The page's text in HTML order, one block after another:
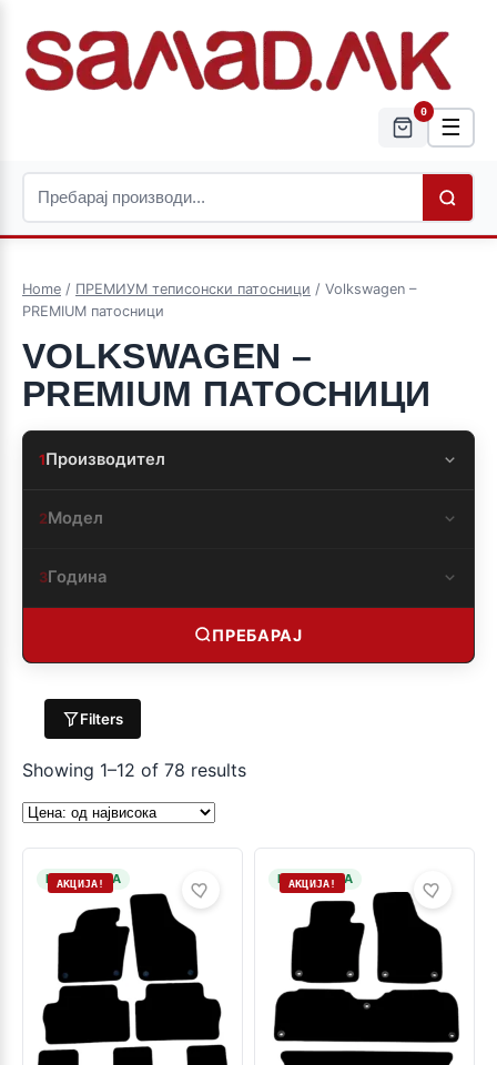
0
☰
Home / ПРЕМИУМ теписонски патосници / Volkswagen –
PREMIUM патосници
VOLKSWAGEN –
PREMIUM ПАТОСНИЦИ
1Производител
2Модел
3Година
ПРЕБАРАЈ
Filters
Showing 1–12 of 78 results
НА ЗАЛИХА
АКЦИЈА! НА ЗАЛИХА
АКЦИЈА!